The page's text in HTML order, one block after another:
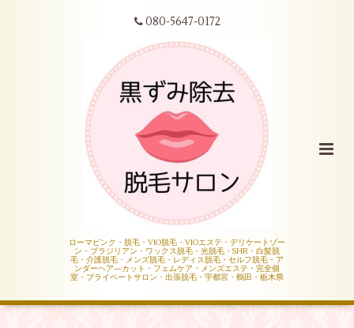
080-5647-0172
ローマピンク・脱毛・VIO脱毛・VIOエステ・デリケートゾー
ン・ブラジリアン・ワックス脱毛・光脱毛・SHR・白髪脱
毛・介護脱毛・メンズ脱毛・レディス脱毛・セルフ脱毛・ア
ンダーヘア―カット・フェムケア・メンズエステ・完全個
室・プライベートサロン・出張脱毛・宇都宮・鶴田・栃木県